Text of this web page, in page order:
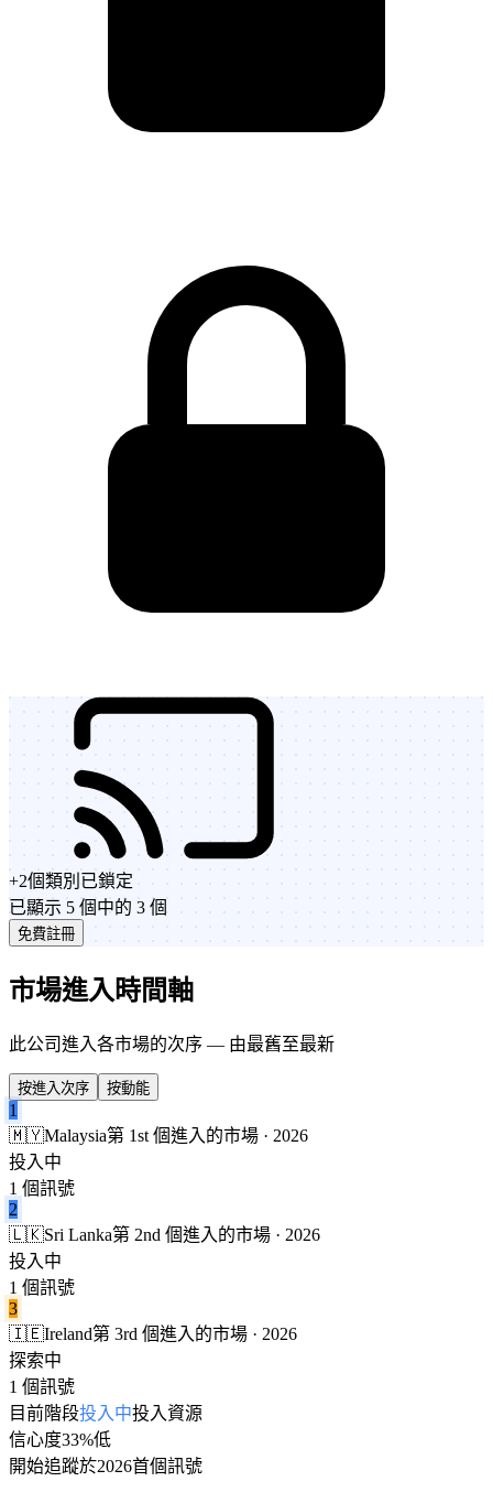
+2個類別 已鎖定
已顯示 5 個中的 3 個
免費註冊
市場進入時間軸
此公司進入各市場的次序 — 由最舊至最新
按進入次序 按動能
1
🇲🇾Malaysia第 1st 個進入的市場 · 2026
投入中
1 個訊號
2
🇱🇰Sri Lanka第 2nd 個進入的市場 · 2026
投入中
1 個訊號
3
🇮🇪Ireland第 3rd 個進入的市場 · 2026
探索中
1 個訊號
目前階段投入中投入資源
信心度33%低
開始追蹤於2026首個訊號